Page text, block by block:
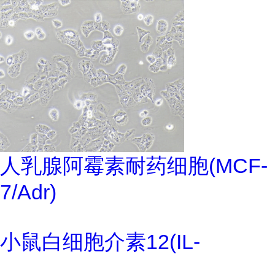
人乳腺阿霉素耐药细胞(MCF-
7/Adr)
小鼠白细胞介素12(IL-